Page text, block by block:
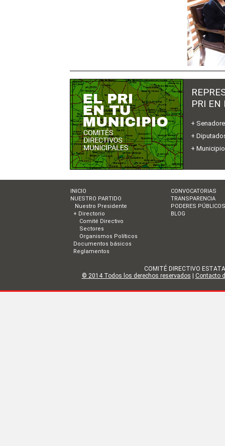
PRI EN
+
+
+
INICIO
NUESTRO PARTIDO
Nuestro Presidente
+ Directorio
Comité Directivo
Sectores
Organismos Políticos
Documentos básicos
Reglamentos
CONVOCATORIAS
TRANSPARENCIA
PODERES PÚBLICOS
BLOG
COMITÉ DIRECTIVO
© 2014 Todos los derechos reservados
Contacto